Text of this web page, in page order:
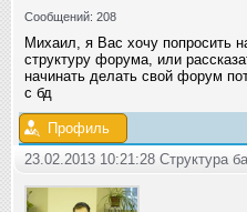
Сообщений: 208
Михаил, я Вас хочу попросить
структуру форума, или
начинать делать свой форум
с бд
Профиль
23.02.2013 10:21:28 Структура